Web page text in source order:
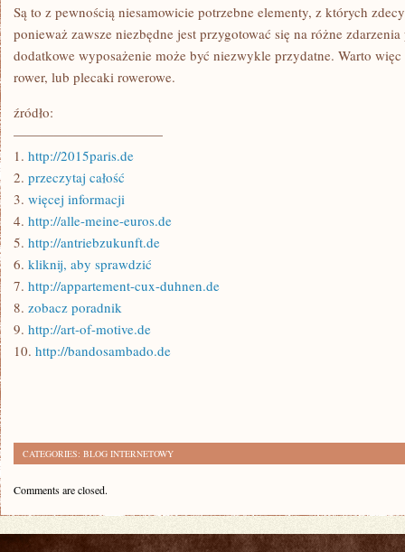
Są to z pewnością niesamowicie potrzebne elementy, z których
ponieważ zawsze niezbędne jest przygotować się na różne
dodatkowe wyposażenie może być niezwykle przydatne. Warto
rower, lub plecaki rowerowe.
źródło:
———————————
1. http://2015paris.de
2. przeczytaj całość
3. więcej informacji
4. http://alle-meine-euros.de
5. http://antriebzukunft.de
6. kliknij, aby sprawdzić
7. http://appartement-cux-duhnen.de
8. zobacz poradnik
9. http://art-of-motive.de
10. http://bandosambado.de
CATEGORIES: BLOG INTERNETOWY
Comments are closed.